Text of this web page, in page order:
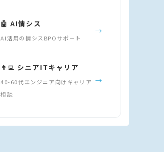
🤖 AI情シス
AI活用の情シスBPOサポート
→
👨‍💻 シニアITキャリア
40-60代エンジニア向けキャリア
相談
→